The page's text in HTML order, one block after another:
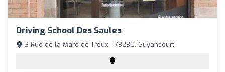
Driving School Des Saules
3 Rue de la Mare de Troux - 78280, Guyancourt